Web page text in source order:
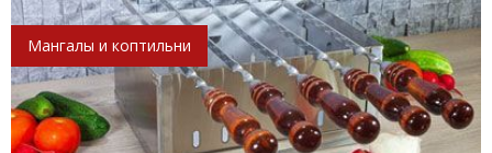
Мангалы и коптильни